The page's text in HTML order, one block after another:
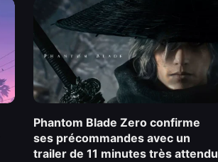
Phantom Blade Zero confirme
ses précommandes avec un
trailer de 11 minutes très attendu